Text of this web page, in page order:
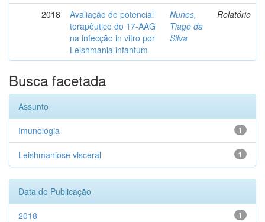
2018
Avaliação do potencial
terapêutico do 17-AAG
na infecção in vitro por
Leishmania infantum
Nunes,
Tiago da
Silva
Relatório
Busca facetada
Assunto
1
Imunologia
1
Leishmaniose visceral
Data de Publicação
1
2018